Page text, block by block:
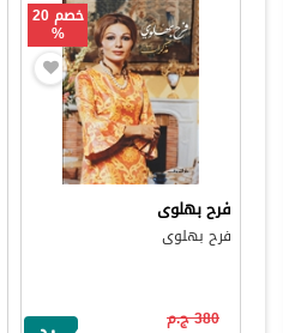
خصم 20
%
فرح بهلوى
فرح بهلوى
380 ج.م